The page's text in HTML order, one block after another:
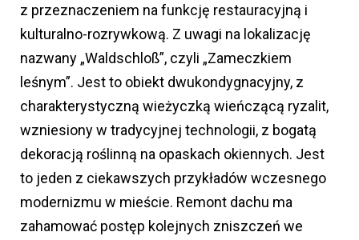
z przeznaczeniem na funkcję restauracyjną i
kulturalno-rozrywkową. Z uwagi na lokalizację
nazwany „Waldschloß”, czyli „Zameczkiem
leśnym”. Jest to obiekt dwukondygnacyjny, z
charakterystyczną wieżyczką wieńczącą ryzalit,
wzniesiony w tradycyjnej technologii, z bogatą
dekoracją roślinną na opaskach okiennych. Jest
to jeden z ciekawszych przykładów wczesnego
modernizmu w mieście. Remont dachu ma
zahamować postęp kolejnych zniszczeń we